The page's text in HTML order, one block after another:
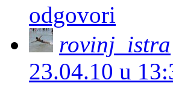
odgovori
rovinj_istra
23.04.10 u